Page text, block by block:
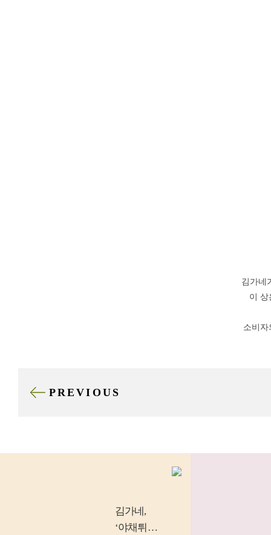
김가네
이 상
소비
PREVIOUS
김가네,
‘야채튀김